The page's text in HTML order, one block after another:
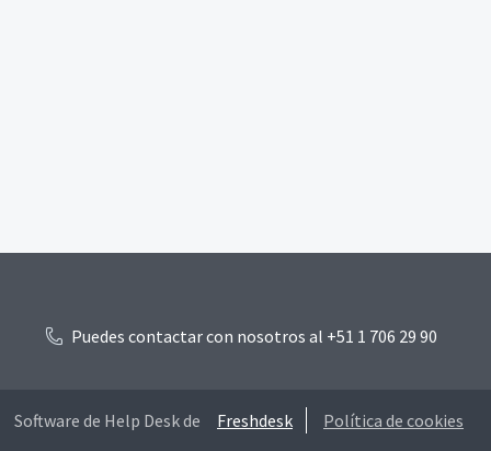
Puedes contactar con nosotros al +51 1 706 29 90
Software de Help Desk de Freshdesk Política de cookies